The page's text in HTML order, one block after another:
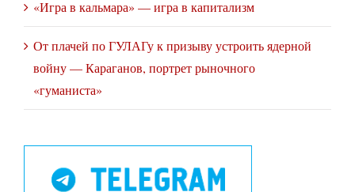
«Игра в кальмара» — игра в капитализм
От плачей по ГУЛАГу к призыву устроить ядерной
войну — Караганов, портрет рыночного
«гуманиста»